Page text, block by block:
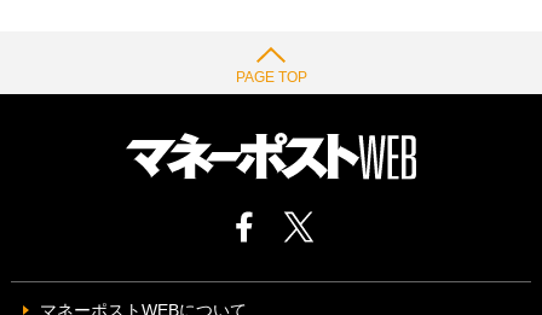
PAGE TOP
マネーポストWEBについて